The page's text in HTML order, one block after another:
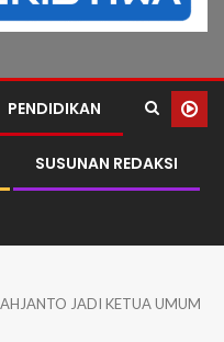
PENDIDIKAN
SUSUNAN REDAKSI
JADI KETUA UMUM